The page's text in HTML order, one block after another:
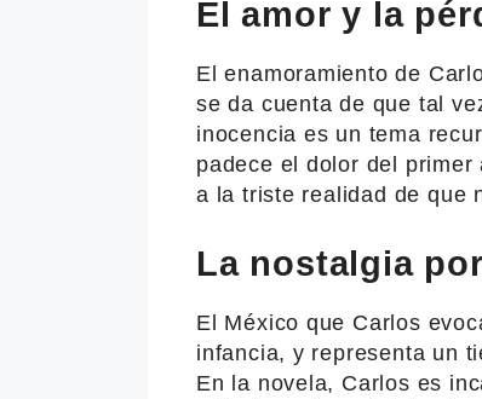
El amor y la
El enamoramiento de
se da cuenta de que tal
inocencia es un tema
padece el dolor del
a la triste realidad de que
La nostalgia
El México que Carlos
infancia, y representa un
En la novela, Carlos es